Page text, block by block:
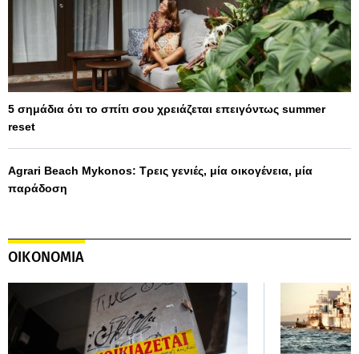
5 σημάδια ότι το σπίτι σου χρειάζεται επειγόντως summer
reset
Agrari Beach Mykonos: Τρεις γενιές, μία οικογένεια, μία
παράδοση
ΟΙΚΟΝΟΜΙΑ